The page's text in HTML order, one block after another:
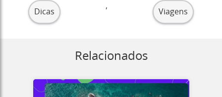
Dicas
,
Viagens
Relacionados